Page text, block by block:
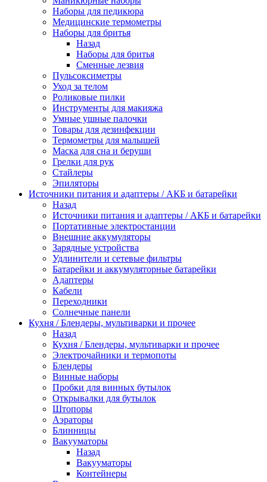
Наборы для педикюра
Медицинские термометры
Наборы для бритья
Назад
Наборы для бритья
Сменные лезвия
Пульсоксиметры
Уход за телом
Роликовые пилки
Инструменты для макияжа
Умные ушные палочки
Товары для дезинфекции
Термометры для малышей
Маска для сна и беруши
Грелки для рук
Стайлеры
Эпиляторы
Источники питания и адаптеры / АКБ и батарейки
Назад
Источники питания и адаптеры / АКБ и батарейки
Портативные электростанции
Внешние аккумуляторы
Зарядные устройства
Удлинители и сетевые фильтры
Батарейки и аккумуляторные батарейки
Адаптеры
Кабели
Переходники
Солнечные панели
Кухня / Блендеры, мультиварки и прочее
Назад
Кухня / Блендеры, мультиварки и прочее
Электрочайники и термопоты
Блендеры
Винные наборы
Пробки для винных бутылок
Открывалки для бутылок
Штопоры
Аэраторы
Блинницы
Вакууматоры
Назад
Вакууматоры
Контейнеры